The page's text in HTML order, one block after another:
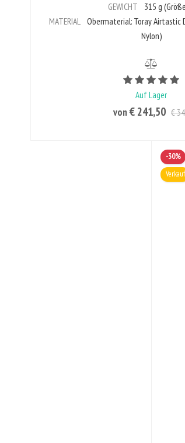
GEWICHT
315 g
MATERIAL Obermaterial: Toray Airtastic
Nylon)
Auf Lager
von € 241,50 €
-30%
Verkauf